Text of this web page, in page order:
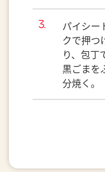
パイシー
クで押つ
り、包丁
黒ごまを
分焼く。